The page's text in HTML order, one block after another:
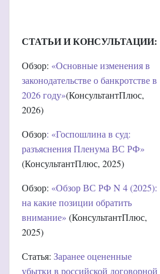
СТАТЬИ И КОНСУЛЬТАЦИИ:
Обзор: «Основные изменения в
законодательстве о банкротстве в
2026 году»(КонсультантПлюс,
2026)
Обзор: «Госпошлина в суд:
разъяснения Пленума ВС РФ»
(КонсультантПлюс, 2025)
Обзор: «Обзор ВС РФ N 4 (2025):
на какие позиции обратить
внимание» (КонсультантПлюс,
2025)
Статья: Заранее оцененные
убытки в российской договорной